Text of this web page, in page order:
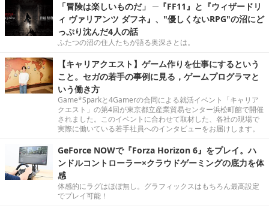
「冒険は楽しいものだ」 ─『FF11』と『ウィザードリ
ィ ヴァリアンツ ダフネ』、"優しくないRPG"の沼にど
っぷり沈んだ4人の話
ふたつの沼の住人たちが語る奥深さとは。
【キャリアクエスト】ゲーム作りを仕事にするという
こと。セガの若手の事例に見る，ゲームプログラマと
いう働き方
Game*Sparkと4Gamerの合同による就活イベント「キャリア
クエスト」の第4回が東京都立産業貿易センター浜松町館で開催
されました。このイベントに合わせて取材した、各社の現場で
実際に働いている若手社員へのインタビューをお届けします。
GeForce NOWで『Forza Horizon 6』をプレイ。ハ
ンドルコントローラー×クラウドゲーミングの底力を体
感
体感的にラグはほぼ無し。グラフィックスはもちろん最高設定
でプレイ可能！